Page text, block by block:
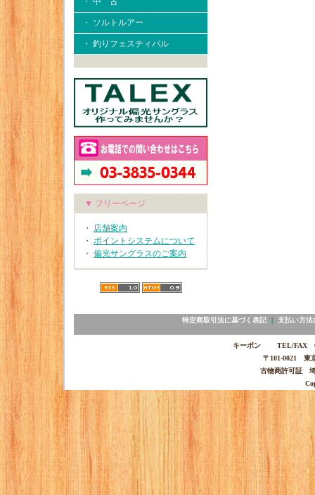
・ ソルトルアー
・ 釣りフェスティバル
▼ フリーページ
・ 店舗案内
・ ポイントシステムについて
・ 偏光サングラスのご案内
特定商取引法に基づく表記｜ 支払い方法
キーポン TEL/FAX
〒101-0021 東
古物商許可証